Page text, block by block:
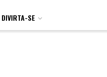
DIVIRTA-SE